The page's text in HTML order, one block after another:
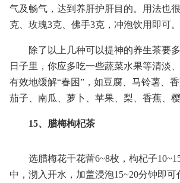
气及畅气，达到养肝护肝目的。用法也
克、玫瑰3克、佛手3克，冲泡饮用即可。
除了以上几种可以提神的养生茶要
日子里，你应多吃一些蔬菜水果等清淡
有效地缓解“春困”，如豆腐、马铃薯、香
茄子、南瓜、萝卜、苹果、梨、香蕉、樱
15、腊梅枸杞茶
选腊梅花干花蕾6~8枚，枸杞子
中，沏入开水，加盖浸泡15~20分钟即可